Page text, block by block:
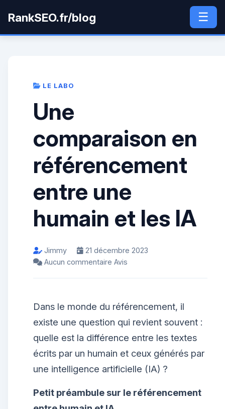
RankSEO.fr/blog ☰
LE LABO
Une
comparaison en
référencement
entre une
humain et les IA
Jimmy
21 décembre 2023
Aucun commentaire Avis
Dans le monde du référencement, il
existe une question qui revient souvent :
quelle est la différence entre les textes
écrits par un humain et ceux générés par
une intelligence artificielle (IA) ?
Petit préambule sur le référencement